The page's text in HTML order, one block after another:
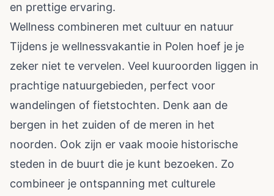
en prettige ervaring.
Wellness combineren met cultuur en natuur
Tijdens je wellnessvakantie in Polen hoef je je
zeker niet te vervelen. Veel kuuroorden liggen in
prachtige natuurgebieden, perfect voor
wandelingen of fietstochten. Denk aan de
bergen in het zuiden of de meren in het
noorden. Ook zijn er vaak mooie historische
steden in de buurt die je kunt bezoeken. Zo
combineer je ontspanning met culturele